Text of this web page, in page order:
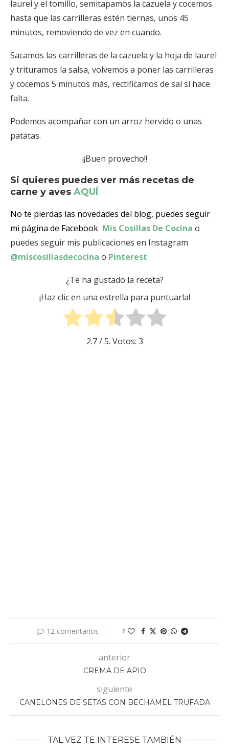
laurel y el tomillo, semitapamos la cazuela y cocemos
hasta que las carrilleras estén tiernas, unos 45
minutos, removiendo de vez en cuando.
Sacamos las carrilleras de la cazuela y la hoja de laurel
y trituramos la salsa, volvemos a poner las carrilleras
y cocemos 5 minutos más, rectificamos de sal si hace
falta.
Podemos acompañar con un arroz hervido o unas
patatas.
¡¡Buen provecho!!
Si quieres puedes ver más recetas de
carne y aves AQUÍ
No te pierdas las novedades del blog, puedes seguir
mi página de Facebook Mis Cosillas De Cocina o
puedes seguir mis publicaciones en Instagram
@miscosillasdecocina o Pinterest
¿Te ha gustado la receta?
¡Haz clic en una estrella para puntuarla!
2.7/ 5. Votos: 3
12 comentarios 1
anterior
CREMA DE APIO
siguiente
CANELONES DE SETAS CON BECHAMEL TRUFADA
TAL VEZ TE INTERESE TAMBIÉN